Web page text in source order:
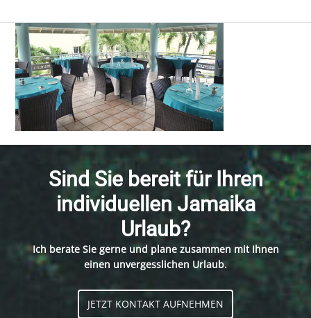
Sind Sie bereit für Ihren
individuellen Jamaika
Urlaub?
Ich berate Sie gerne und plane zusammen mit Ihnen
einen unvergesslichen Urlaub.
JETZT KONTAKT AUFNEHMEN